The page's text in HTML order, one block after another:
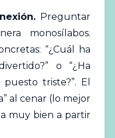
Preguntar
monosílabos.
“¿Cuál ha
o “¿Ha
triste?”. El
al cenar (lo mejor
muy bien a partir